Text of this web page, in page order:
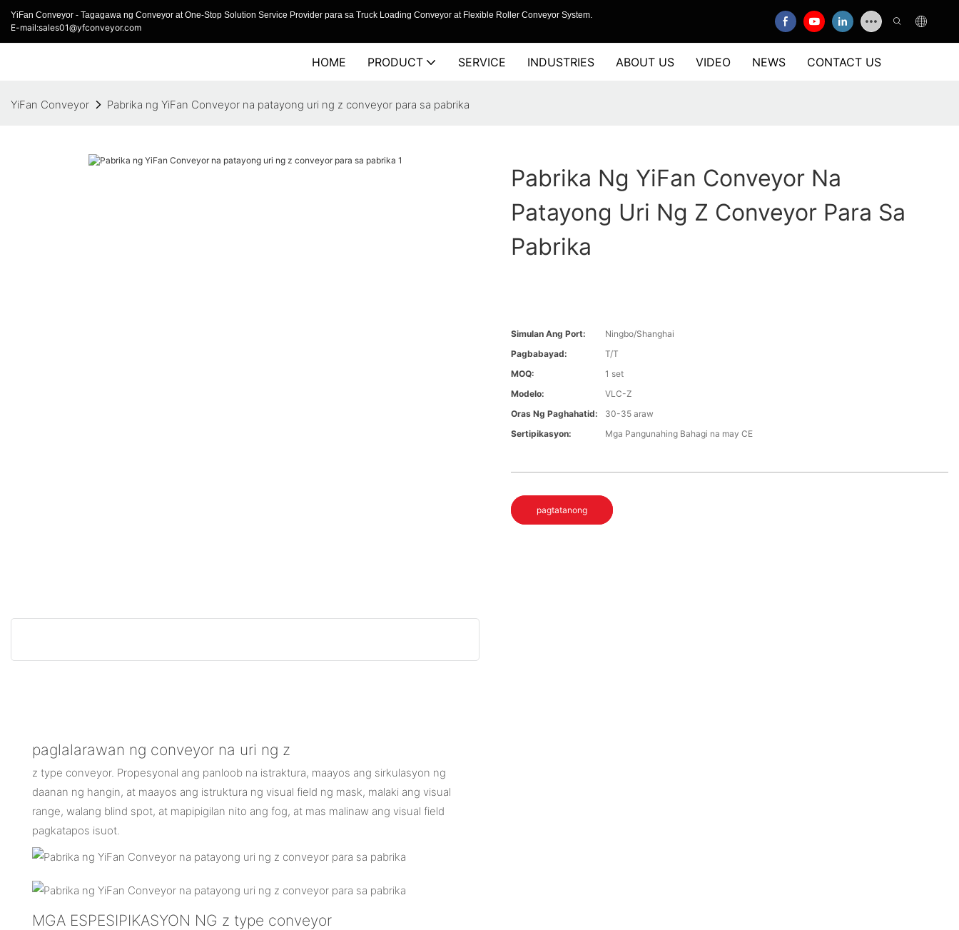
YiFan Conveyor - Tagagawa ng Conveyor at One-Stop Solution Service Provider para sa Truck Loading Conveyor at Flexible Roller Conveyor System.
E-mail:sales01@yfconveyor.com
HOME PRODUCT SERVICE INDUSTRIES ABOUT US VIDEO NEWS CONTACT US
YiFan Conveyor Pabrika ng YiFan Conveyor na patayong uri ng z conveyor para sa pabrika
Pabrika Ng YiFan Conveyor Na
Patayong Uri Ng Z Conveyor Para Sa
Pabrika
Simulan Ang Port:
Ningbo/Shanghai
Pagbabayad:
T/T
MOQ:
1 set
Modelo:
VLC-Z
Oras Ng Paghahatid:
30-35 araw
Sertipikasyon:
Mga Pangunahing Bahagi na may CE
pagtatanong
paglalarawan ng conveyor na uri ng z
z type conveyor. Propesyonal ang panloob na istraktura, maayos ang sirkulasyon ng
daanan ng hangin, at maayos ang istruktura ng visual field ng mask, malaki ang visual
range, walang blind spot, at mapipigilan nito ang fog, at mas malinaw ang visual field
pagkatapos isuot.
MGA ESPESIPIKASYON NG z type conveyor